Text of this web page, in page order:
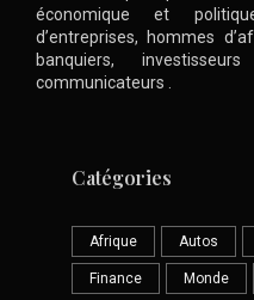
économique et
d’entreprises, hommes
banquiers,
communicateurs .
Catégories
Afrique Autos
Finance Monde